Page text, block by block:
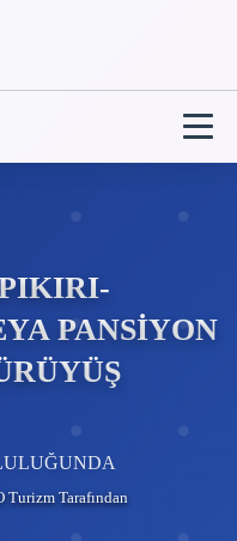
PANSİYON
Tarafından